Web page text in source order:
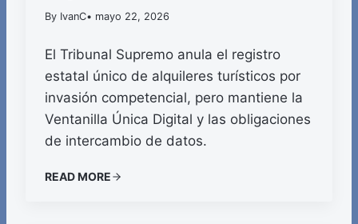
By IvanC• mayo 22, 2026
El Tribunal Supremo anula el registro
estatal único de alquileres turísticos por
invasión competencial, pero mantiene la
Ventanilla Única Digital y las obligaciones
de intercambio de datos.
READ MORE